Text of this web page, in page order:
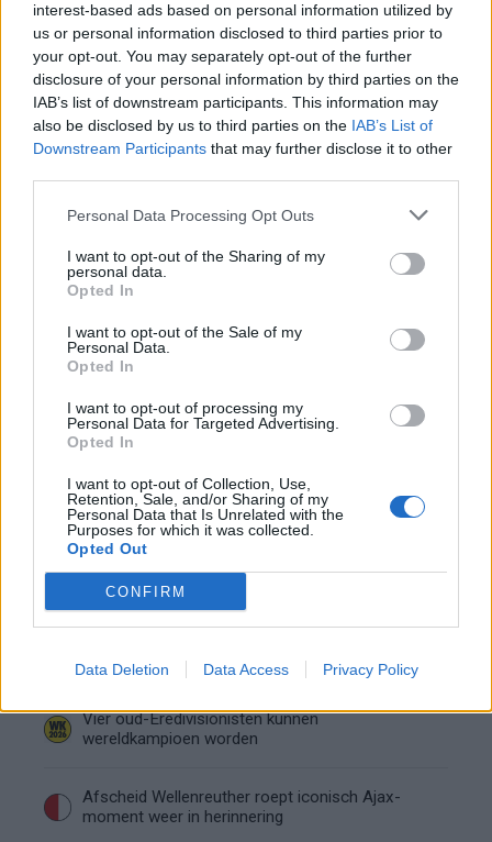
interest-based ads based on personal information utilized by
us or personal information disclosed to third parties prior to
your opt-out. You may separately opt-out of the further
disclosure of your personal information by third parties on the
IAB’s list of downstream participants. This information may
also be disclosed by us to third parties on the IAB’s List of
Downstream Participants that may further disclose it to other
Personal Data Processing Opt Outs
I want to opt-out of the Sharing of my
personal data.
Opted In
I want to opt-out of the Sale of my
Personal Data.
Opted In
I want to opt-out of processing my
Personal Data for Targeted Advertising.
Opted In
I want to opt-out of Collection, Use,
Retention, Sale, and/or Sharing of my
Personal Data that Is Unrelated with the
Purposes for which it was collected.
Opted Out
CONFIRM
Data Deletion Data Access Privacy Policy
Brengt Sporting Portugal Feyenoord in de
problemen rond Hadj Moussa?
Van droomtransfer tot contractontbinding: het
Feyenoord-verhaal van Calvin Stengs
Lille geeft niet op na afwijzing: komt er nieuw
bod op Gjivai Zechiël?
Been blikt terug op historische afstraffing: "Die
schaamte voel ik nog altijd"
Calvin Stengs opnieuw vader: bijzonder nieuws in
onzekere transferzomer
Zoë Livay raakt draad kwijt tijdens open dag
Feyenoord na storing met autocue
Wanneer is de loting voor de Champions
League? PSV en Feyenoord weten dan hun
tegenstanders
Conference League-ophef: Hamrun
VAR
Vier oud-Eredivisionisten kunnen
wereldkampioen worden
Afscheid Wellenreuther roept iconisch Ajax-
moment weer in herinnering